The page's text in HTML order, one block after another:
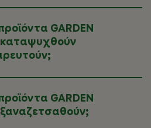
GARDEN
καταψυχθούν
GARDEN
ξαναζετσαθούν;